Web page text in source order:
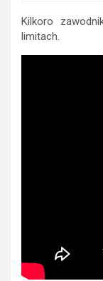
Kilkoro
limitach.